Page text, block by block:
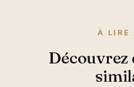
À LIRE
Découvrez